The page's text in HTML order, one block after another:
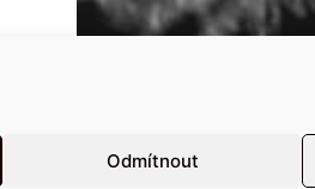
Odmítnout